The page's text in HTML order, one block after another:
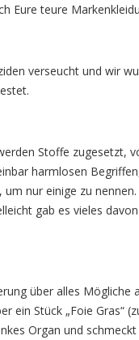
Eure teure
verseucht und wir
Stoffe zugesetzt,
harmlosen
nur einige zu
gab es vieles
über alles
ein Stück „Foie
Organ und